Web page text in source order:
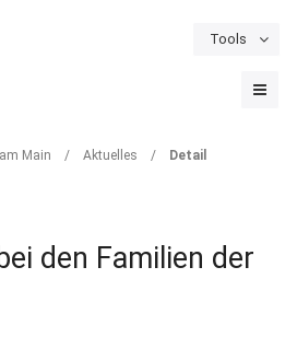
Tools
Main / Aktuelles / Detail
den Familien der